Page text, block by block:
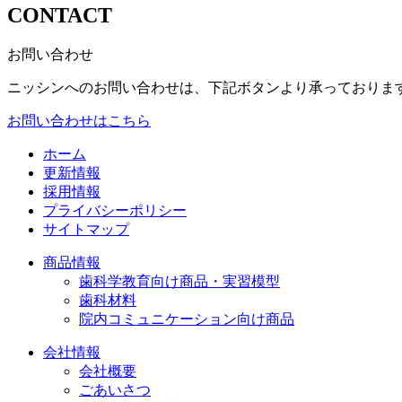
CONTACT
お問い合わせ
ニッシンへのお問い合わせは、下記ボタンより承っておりま
お問い合わせはこちら
ホーム
更新情報
採用情報
プライバシーポリシー
サイトマップ
商品情報
歯科学教育向け商品・実習模型
歯科材料
院内コミュニケーション向け商品
会社情報
会社概要
ごあいさつ